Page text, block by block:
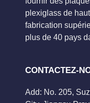
plexiglass de
fabrication
plus de 40 pays
CONTACTEZ-
Add: No. 205,